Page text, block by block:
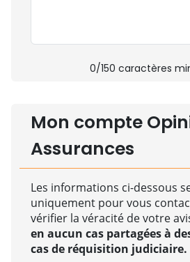
0/150 caractères
Mon compte
Assurances
Les informations ci-dessous
uniquement pour vous
vérifier la véracité de votre
en aucun cas partagées à
cas de réquisition judiciaire.